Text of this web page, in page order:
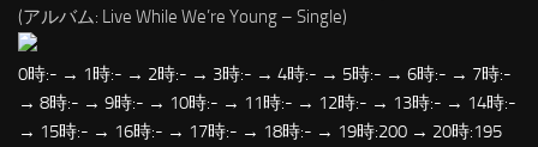
(アルバム: Live While We’re Young – Single)
0時:- → 1時:- → 2時:- → 3時:- → 4時:- → 5時:- → 6時:- → 7時:-
→ 8時:- → 9時:- → 10時:- → 11時:- → 12時:- → 13時:- → 14時:-
→ 15時:- → 16時:- → 17時:- → 18時:- → 19時:200 → 20時:195